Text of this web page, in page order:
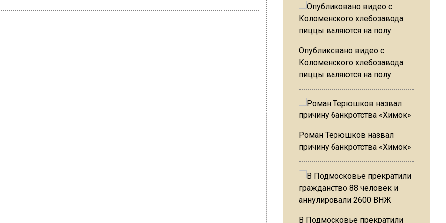
Опубликовано видео с
Коломенского хлебозавода:
пиццы валяются на полу
Роман Терюшков назвал
причину банкротства «Химок»
В Подмосковье прекратили